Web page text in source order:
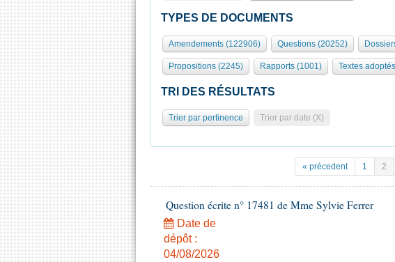
TYPES DE DOCUMENTS
Amendements (122906) Questions (20252)
Propositions (2245) Rapports (1001) Textes
TRI DES RÉSULTATS
Trier par pertinence Trier par date (X)
« précedent 1 2
Question écrite n° 17481 de Mme Sylvie Ferrer
Date de
dépôt :
04/08/2026